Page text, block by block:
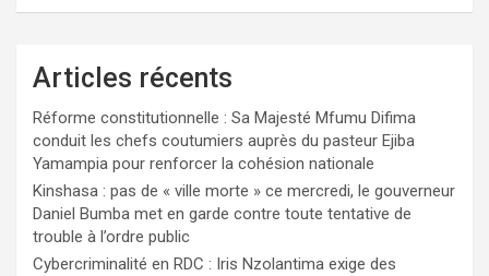
Articles récents
Réforme constitutionnelle : Sa Majesté Mfumu Difima
conduit les chefs coutumiers auprès du pasteur Ejiba
Yamampia pour renforcer la cohésion nationale
Kinshasa : pas de « ville morte » ce mercredi, le gouverneur
Daniel Bumba met en garde contre toute tentative de
trouble à l’ordre public
Cybercriminalité en RDC : Iris Nzolantima exige des